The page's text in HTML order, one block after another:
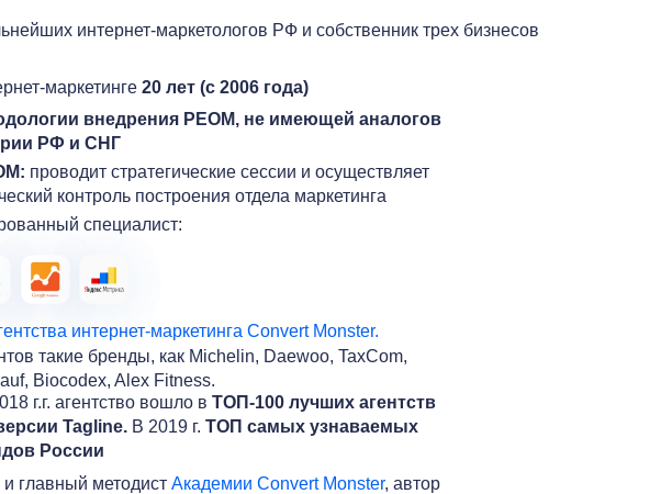
интернет-маркетологов РФ и собственник трех бизнесов
проводит стратегические сессии и осуществляет
контроль построения отдела маркетинга
внедрения РЕОМ, не имеющей аналогов
РФ и СНГ
маркетинге 20 лет (с 2006 года)
интернет-маркетинга Convert Monster.
такие бренды, как Michelin, Daewoo, TaxCom,
Biocodex, Alex Fitness.
г.г. агентство вошло в ТОП-100 лучших агентств
Tagline. В 2019 г. ТОП самых узнаваемых
России
главный методист Академии Convert Monster, автор
специалист: